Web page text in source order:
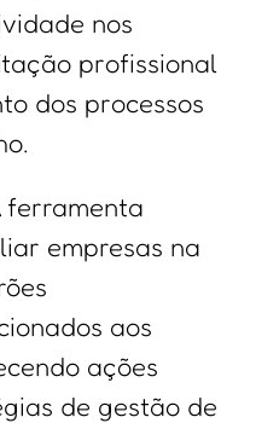
nos
profissional
dos processos
ferramenta
empresas na
aos
ações
de gestão de